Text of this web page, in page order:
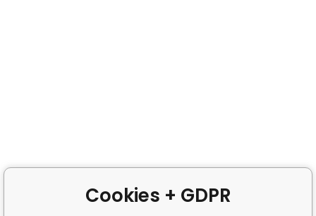
Cookies + GDPR